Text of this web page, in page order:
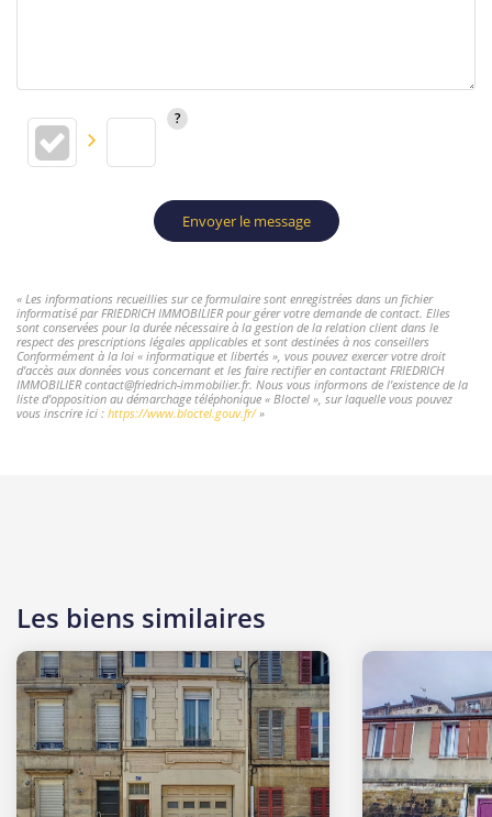
Envoyer le message
« Les informations recueillies sur ce formulaire sont enregistrées dans un fichier
informatisé par FRIEDRICH IMMOBILIER pour gérer votre demande de contact. Elles
sont conservées pour la durée nécessaire à la gestion de la relation client dans le
respect des prescriptions légales applicables et sont destinées à nos conseillers
Conformément à la loi « informatique et libertés », vous pouvez exercer votre droit
d'accès aux données vous concernant et les faire rectifier en contactant FRIEDRICH
IMMOBILIER contact@friedrich-immobilier.fr. Nous vous informons de l'existence de la
liste d'opposition au démarchage téléphonique « Bloctel », sur laquelle vous pouvez
vous inscrire ici : https://www.bloctel.gouv.fr/»
Les biens similaires